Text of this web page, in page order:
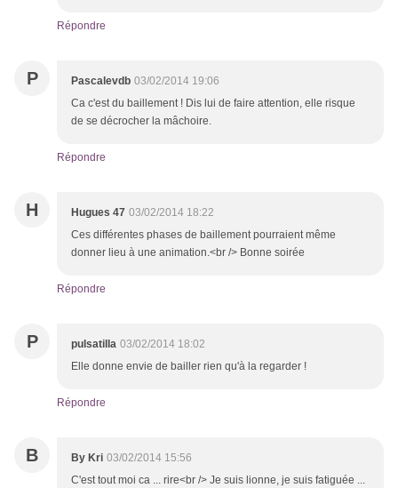
Répondre
P Pascalevdb 03/02/2014 19:06
Ca c'est du baillement ! Dis lui de faire attention, elle risque
de se décrocher la mâchoire.
Répondre
H Hugues 47 03/02/2014 18:22
Ces différentes phases de baillement pourraient même
donner lieu à une animation.<br /> Bonne soirée
Répondre
P pulsatilla 03/02/2014 18:02
Elle donne envie de bailler rien qu'à la regarder !
Répondre
B By Kri 03/02/2014 15:56
C'est tout moi ca ... rire<br /> Je suis lionne, je suis fatiguée ...